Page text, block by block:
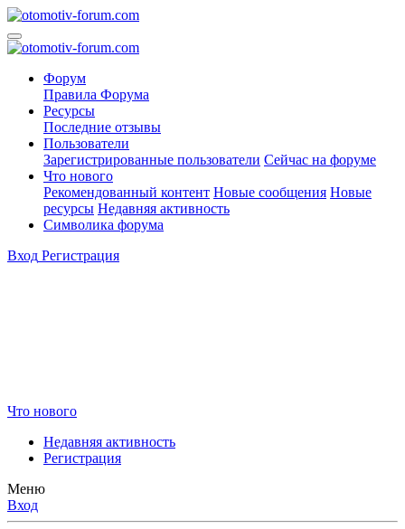
Форум
Правила Форума
Ресурсы
Последние отзывы
Пользователи
Зарегистрированные пользователи Сейчас на форуме
Что нового
Рекомендованный контент Новые сообщения Новые
ресурсы Недавняя активность
Символика форума
Вход Регистрация
Что нового
Недавняя активность
Регистрация
Меню
Вход